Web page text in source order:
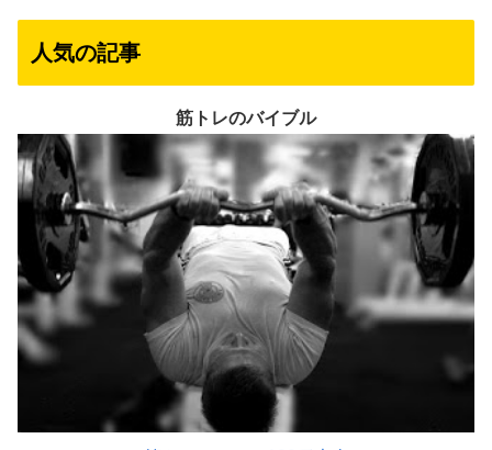
人気の記事
筋トレのバイブル